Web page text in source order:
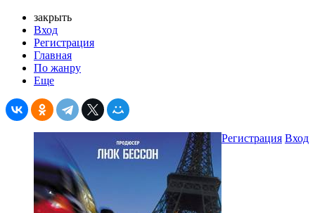
закрыть
Вход
Регистрация
Главная
По жанру
Еще
Регистрация Вход